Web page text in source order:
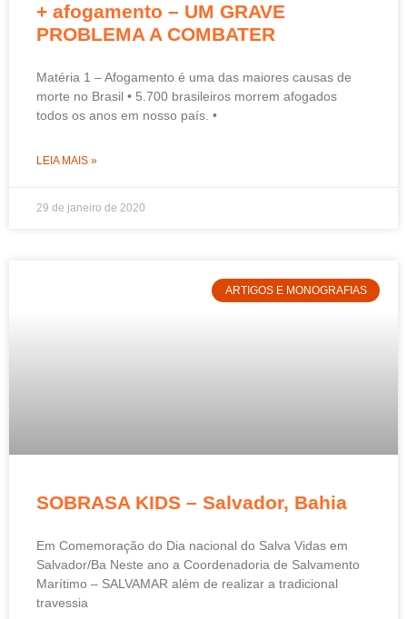
+ afogamento – UM GRAVE
PROBLEMA A COMBATER
Matéria 1 – Afogamento é uma das maiores causas de
morte no Brasil • 5.700 brasileiros morrem afogados
todos os anos em nosso país. •
LEIA MAIS »
29 de janeiro de 2020
ARTIGOS E MONOGRAFIAS
SOBRASA KIDS – Salvador, Bahia
Em Comemoração do Dia nacional do Salva Vidas em
Salvador/Ba Neste ano a Coordenadoria de Salvamento
Marítimo – SALVAMAR além de realizar a tradicional
travessia